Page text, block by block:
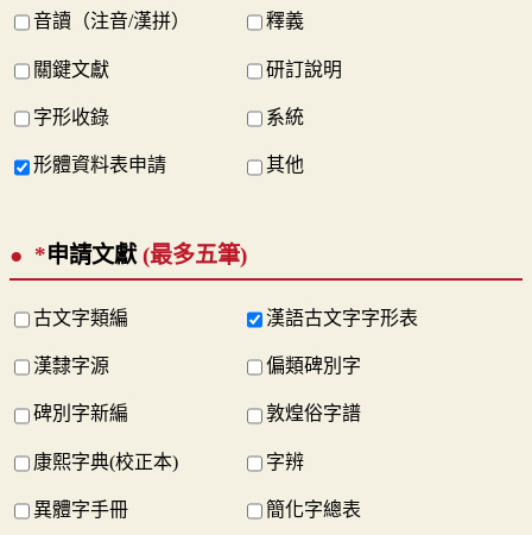
音讀（注音/漢拼） 釋義
關鍵文獻 研訂說明
字形收錄 系統
形體資料表申請 其他
*申請文獻 (最多五筆)
古文字類編 漢語古文字字形表
漢隸字源 偏類碑別字
碑別字新編 敦煌俗字譜
康熙字典(校正本) 字辨
異體字手冊 簡化字總表